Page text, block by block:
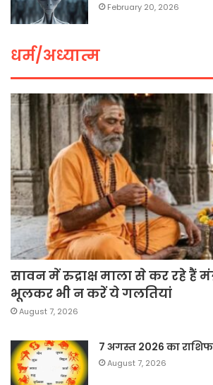
February 20, 2026
धर्म/अध्यात्म
सावन में रुद्राक्ष माला से कर रहे हैं
भूलकर भी न करें ये गलतियां
August 7, 2026
7 अगस्त 2026 का
August 7, 2026